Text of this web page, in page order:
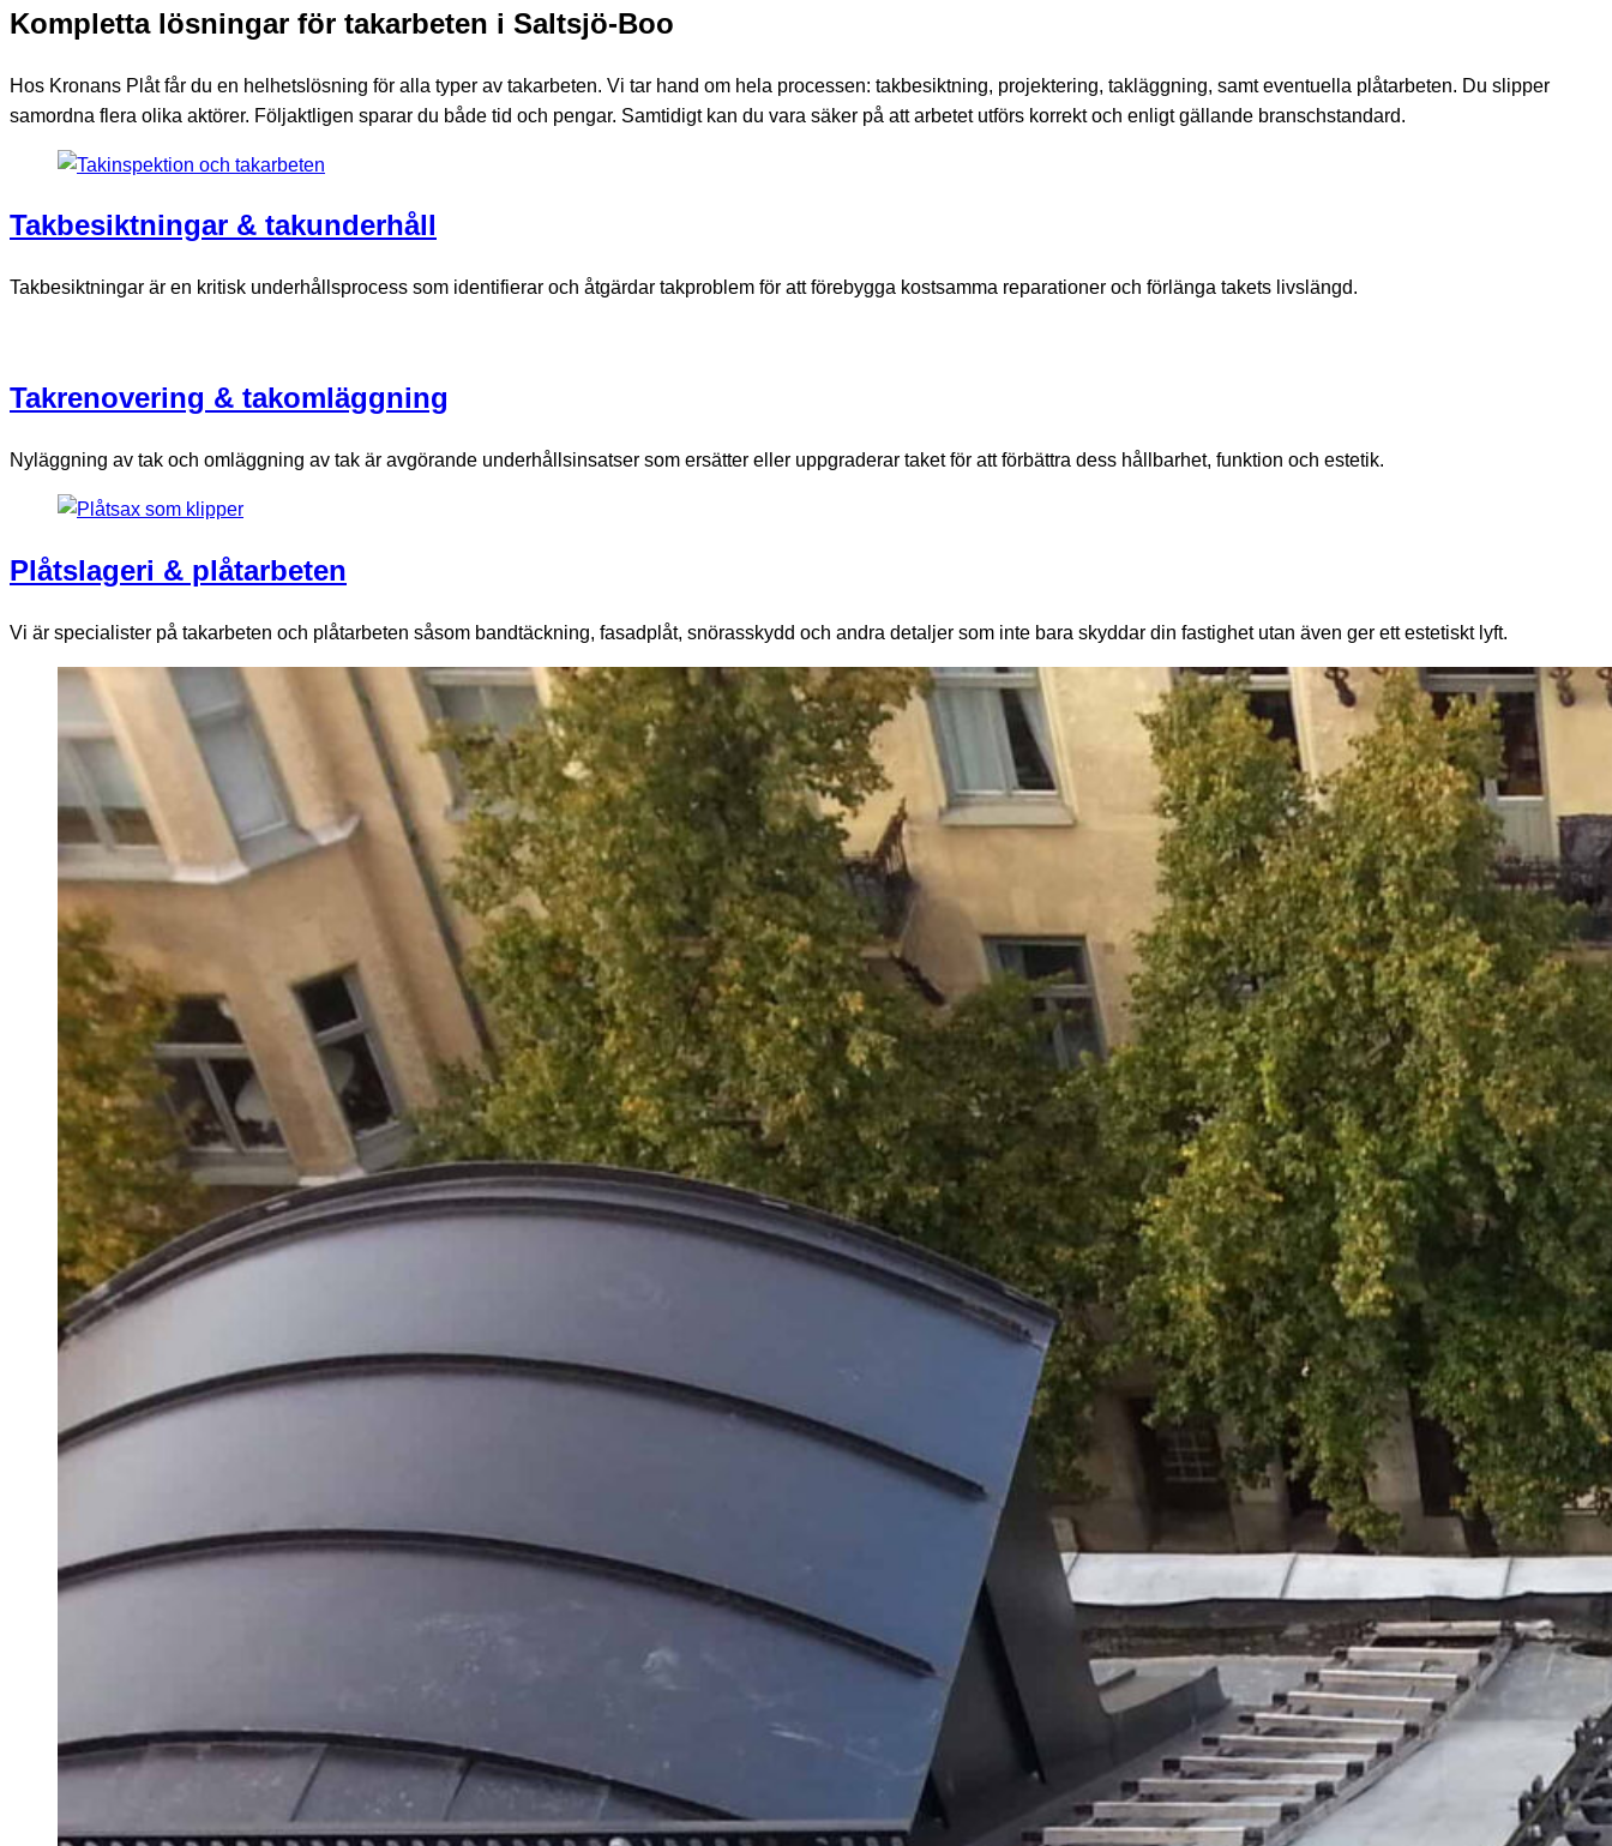
Kompletta lösningar för takarbeten i Saltsjö-Boo
Hos Kronans Plåt får du en helhetslösning för alla typer av takarbeten. Vi tar hand om hela processen: takbesiktning, projektering, takläggning, samt eventuella plåtarbeten. Du slipper
samordna flera olika aktörer. Följaktligen sparar du både tid och pengar. Samtidigt kan du vara säker på att arbetet utförs korrekt och enligt gällande branschstandard.
Takbesiktningar & takunderhåll​
Takbesiktningar är en kritisk underhållsprocess som identifierar och åtgärdar takproblem för att förebygga kostsamma reparationer och förlänga takets livslängd.​
Takrenovering & takomläggning
Nyläggning av tak och omläggning av tak är avgörande underhållsinsatser som ersätter eller uppgraderar taket för att förbättra dess hållbarhet, funktion och estetik.
Plåtslageri & plåtarbeten
Vi är specialister på takarbeten och plåtarbeten såsom bandtäckning, fasadplåt, snörasskydd och andra detaljer som inte bara skyddar din fastighet utan även ger ett estetiskt lyft.